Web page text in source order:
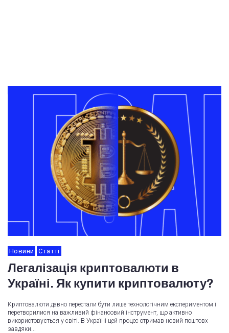
Новини Статті
Легалізація криптовалюти в
Україні. Як купити криптовалюту?
Криптовалюти давно перестали бути лише технологічним експериментом і
перетворилися на важливий фінансовий інструмент, що активно
використовується у світі. В Україні цей процес отримав новий поштовх
завдяки...